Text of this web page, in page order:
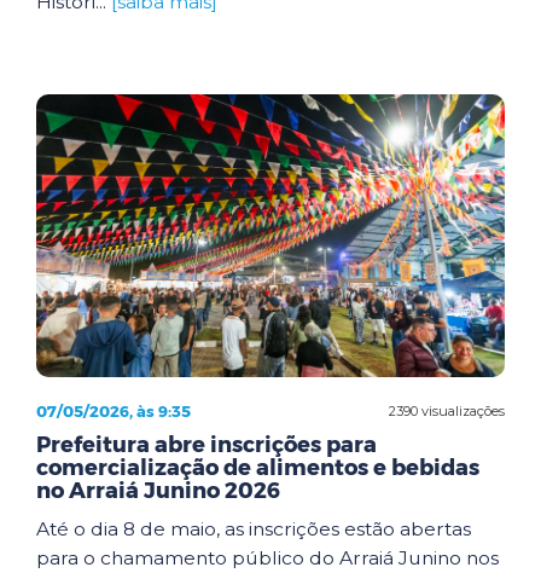
2390 visualizações
07/05/2026, às 9:35
Prefeitura abre inscrições para
comercialização de alimentos e bebidas
no Arraiá Junino 2026
Até o dia 8 de maio, as inscrições estão abertas
para o chamamento público do Arraiá Junino nos